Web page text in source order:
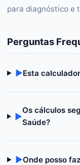
para diagnóstico e
Perguntas
▶Esta
▶
Os cálculos
Saúde?
▶Onde posso